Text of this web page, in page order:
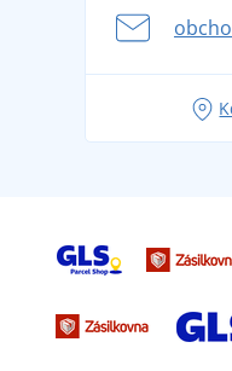
se na dovolenou bez
Tipy na svěží outfity